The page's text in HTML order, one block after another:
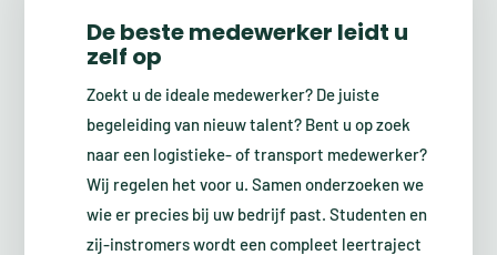
De beste medewerker leidt u
zelf op
Zoekt u de ideale medewerker? De juiste
begeleiding van nieuw talent? Bent u op zoek
naar een logistieke- of transport medewerker?
Wij regelen het voor u. Samen onderzoeken we
wie er precies bij uw bedrijf past. Studenten en
zij-instromers wordt een compleet leertraject